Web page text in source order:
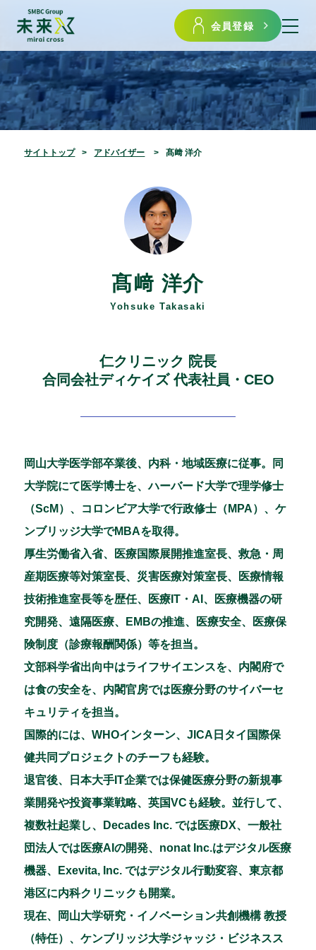
会員登録
サイトトップ アドバイザー 髙﨑 洋介
髙﨑 洋介
Yohsuke Takasaki
仁クリニック 院長
合同会社ディケイズ 代表社員・CEO
岡山大学医学部卒業後、内科・地域医療に従事。同
大学院にて医学博士を、ハーバード大学で理学修士
（ScM）、コロンビア大学で行政修士（MPA）、ケ
ンブリッジ大学でMBAを取得。
厚生労働省入省、医療国際展開推進室長、救急・周
産期医療等対策室長、災害医療対策室長、医療情報
技術推進室長等を歴任、医療IT・AI、医療機器の研
究開発、遠隔医療、EMBの推進、医療安全、医療保
険制度（診療報酬関係）等を担当。
文部科学省出向中はライフサイエンスを、内閣府で
は食の安全を、内閣官房では医療分野のサイバーセ
キュリティを担当。
国際的には、WHOインターン、JICA日タイ国際保
健共同プロジェクトのチーフも経験。
退官後、日本大手IT企業では保健医療分野の新規事
業開発や投資事業戦略、英国VCも経験。並行して、
複数社起業し、Decades Inc. では医療DX、一般社
団法人では医療AIの開発、nonat Inc.はデジタル医療
機器、Exevita, Inc. ではデジタル行動変容、東京都
港区に内科クリニックも開業。
現在、岡山大学研究・イノベーション共創機構 教授
（特任）、ケンブリッジ大学ジャッジ・ビジネスス